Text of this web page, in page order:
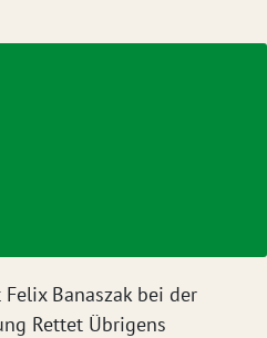
Banaszak bei der
Rettet Übrigens